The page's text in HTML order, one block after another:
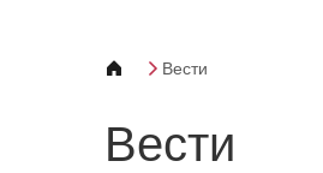
Вести
Вести